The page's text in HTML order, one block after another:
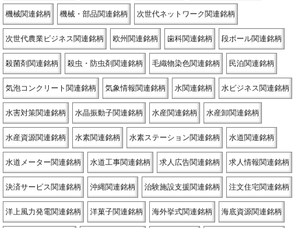
機械関連銘柄 機械・部品関連銘柄 次世代ネットワーク関連銘柄
次世代農業ビジネス関連銘柄 欧州関連銘柄 歯科関連銘柄 段ボール関連銘柄
殺菌剤関連銘柄 殺虫・防虫剤関連銘柄 毛織物染色関連銘柄 民泊関連銘柄
気泡コンクリート関連銘柄 気象情報関連銘柄 水関連銘柄 水ビジネス関連銘柄
水害対策関連銘柄 水晶振動子関連銘柄 水産関連銘柄 水産卸関連銘柄
水産資源関連銘柄 水素関連銘柄 水素ステーション関連銘柄 水道関連銘柄
水道メーター関連銘柄 水道工事関連銘柄 求人広告関連銘柄 求人情報関連銘柄
決済サービス関連銘柄 沖縄関連銘柄 治験施設支援関連銘柄 注文住宅関連銘柄
洋上風力発電関連銘柄 洋菓子関連銘柄 海外挙式関連銘柄 海底資源関連銘柄